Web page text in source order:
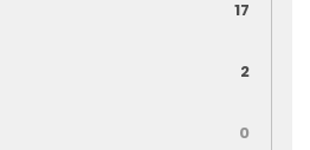
17
2
0